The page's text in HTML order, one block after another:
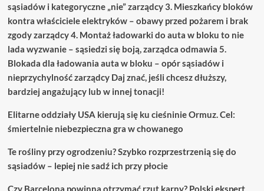
sąsiadów i kategoryczne „nie” zarządcy 3. Mieszkańcy bloków
kontra właściciele elektryków – obawy przed pożarem i brak
zgody zarządcy 4. Montaż ładowarki do auta w bloku to nie
lada wyzwanie – sąsiedzi się boją, zarządca odmawia 5.
Blokada dla ładowania auta w bloku – opór sąsiadów i
nieprzychylność zarządcy Daj znać, jeśli chcesz dłuższy,
bardziej angażujący lub w innej tonacji!
Elitarne oddziały USA kierują się ku cieśninie Ormuz. Cel:
śmiertelnie niebezpieczna gra w chowanego
Te rośliny przy ogrodzeniu? Szybko rozprzestrzenią się do
sąsiadów – lepiej nie sadź ich przy płocie
Czy Barcelona powinna otrzymać rzut karny? Polski ekspert